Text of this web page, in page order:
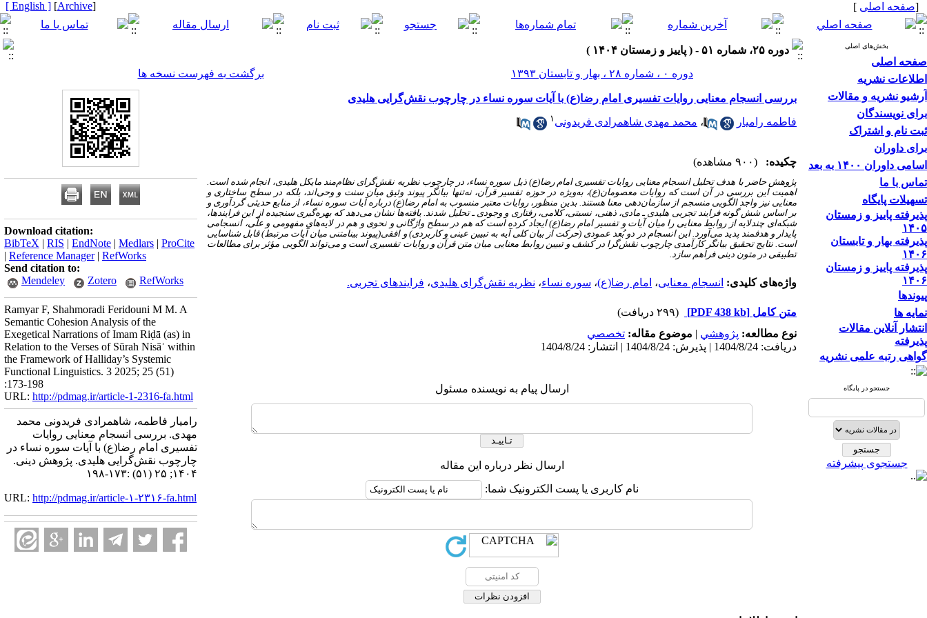
[صفحه اصلی ]
[
Archive
]
[ English ]
بخش‌های اصلی
صفحه اصلی
اطلاعات نشریه
آرشیو نشریه و مقالات
برای نویسندگان
ثبت نام و اشتراک
برای داوران
اسامی داوران ۱۴۰۰ به بعد
تماس با ما
تسهیلات پایگاه
پذیرفته پاییز و زمستان
۱۴۰۵
پذیرفته بهار و تابستان
۱۴۰۶
پذیرفته پاییز و زمستان
۱۴۰۶
پیوندها
نمایه ها
انتشار آنلاین مقالات
پذیرفته
گواهی رتبه علمی نشریه
جستجو در پایگاه
جستجوی پیشرفته
دوره ۲۵، شماره ۵۱ - ( پاییز و زمستان ۱۴۰۴ )
دوره ۰ ، شماره ۲۸ ، بهار و تابستان ۱۳۹۳
برگشت به فهرست نسخه ها
بررسی انسجام معنایی روایات تفسیری امام رضا(ع) با آیات سوره نساء در چارچوب نقش‌گرایی هلیدی
فاطمه رامیار ، محمد مهدی شاهمرادی فریدونی ۱
چکیده: (۹۰۰ مشاهده)
پژوهش حاضر با هدف تحلیل انسجام معنایی روایات تفسیری امام رضا(ع) ذیل سوره نساء، در چارچوب نظریه نقش‌گرای نظام‌مند مایکل هلیدی، انجام شده است.
اهمیت این بررسی در آن است که روایات معصومان(ع)، به‌ویژه در حوزه تفسیر قرآن، نه‌تنها بیانگر پیوند وثیق میان سنت و وحی‌اند، بلکه در سطح ساختاری و
معنایی نیز واجد الگویی منسجم از سازمان‌دهی معنا هستند. بدین منظور، روایات معتبر منسوب به امام رضا(ع) درباره آیات سوره نساء، از منابع حدیثی گردآوری و
بر اساس شش گونه فرایند تجربی هلیدی ـ مادی، ذهنی، نسبتی، کلامی، رفتاری و وجودی ـ تحلیل شدند. یافته‌ها نشان می‌دهد که بهره‌گیری سنجیده از این فرایندها،
شبکه‌ای چندلایه از روابط معنایی را میان آیات و تفسیر امام رضا(ع) ایجاد کرده‌ است که هم در سطح واژگانی و نحوی و هم در لایه‌های مفهومی و علّی، انسجامی
پایدار و هدفمند پدید می‌آورد. این انسجام در دو بُعد عمودی (حرکت از بیان کلی آیه به تبیین عینی و کاربردی) و افقی(پیوند بینامتنی میان آیات مرتبط) قابل شناسایی
است. نتایج تحقیق بیانگر کارآمدی چارچوب نقش‌گرا در کشف و تبیین روابط معنایی میان متن قرآن و روایات تفسیری است و می‌تواند الگویی مؤثر برای مطالعات
تطبیقی در متون دینی فراهم سازد.
واژه‌های کلیدی: انسجام معنایی، امام رضا(ع)، سوره نساء، نظریه نقش‌گرای هلیدی، فرایندهای تجربی.
متن کامل [PDF 438 kb]
(۲۹۹ دریافت)
نوع مطالعه: پژوهشي | موضوع مقاله: تخصصي
دریافت: 1404/8/24 | پذیرش: 1404/8/24 | انتشار: 1404/8/24
ارسال پیام به نویسنده مسئول
ارسال نظر درباره این مقاله
نام کاربری یا پست الکترونیک شما:
Download citation:
BibTeX | RIS | EndNote | Medlars | ProCite
| Reference Manager| RefWorks
Send citation to:
Mendeley
Zotero RefWorks
Ramyar F, Shahmoradi Feridouni M M. A
Semantic Cohesion Analysis of the
Exegetical Narrations of Imam Riḍā (as) in
Relation to the Verses of Sūrah Nisāʾ within
the Framework of Halliday’s Systemic
Functional Linguistics. 3 2025; 25 (51)
:173-198
URL: http://pdmag.ir/article-1-2316-fa.html
رامیار فاطمه، شاهمرادی فریدونی محمد
مهدی. بررسی انسجام معنایی روایات
تفسیری امام رضا(ع) با آیات سوره نساء در
چارچوب نقش‌گرایی هلیدی. پژوهش دینی.
۱۴۰۴; ۲۵ (۵۱) :۱۷۳-۱۹۸
URL: http://pdmag.ir/article-۱-۲۳۱۶-fa.html